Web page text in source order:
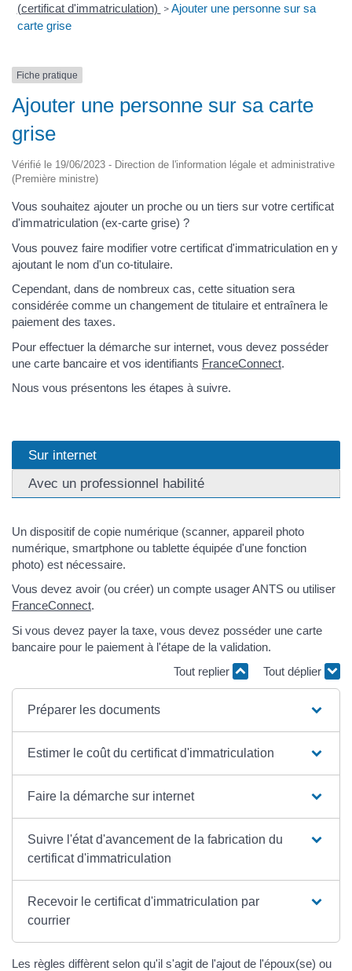
(certificat d'immatriculation) > Ajouter une personne sur sa
carte grise
Fiche pratique
Ajouter une personne sur sa carte
grise
Vérifié le 19/06/2023 - Direction de l'information légale et administrative
(Première ministre)
Vous souhaitez ajouter un proche ou un tiers sur votre certificat
d'immatriculation (ex-carte grise) ?
Vous pouvez faire modifier votre certificat d'immatriculation en y
ajoutant le nom d'un co-titulaire.
Cependant, dans de nombreux cas, cette situation sera
considérée comme un changement de titulaire et entraînera le
paiement des taxes.
Pour effectuer la démarche sur internet, vous devez posséder
une carte bancaire et vos identifiants FranceConnect.
Nous vous présentons les étapes à suivre.
Sur internet
Avec un professionnel habilité
Un dispositif de copie numérique (scanner, appareil photo
numérique, smartphone ou tablette équipée d'une fonction
photo) est nécessaire.
Vous devez avoir (ou créer) un compte usager ANTS ou utiliser
FranceConnect.
Si vous devez payer la taxe, vous devez posséder une carte
bancaire pour le paiement à l'étape de la validation.
Tout replier
Tout déplier
Préparer les documents
Estimer le coût du certificat d'immatriculation
Faire la démarche sur internet
Suivre l'état d'avancement de la fabrication du
certificat d'immatriculation
Recevoir le certificat d'immatriculation par
courrier
Les règles diffèrent selon qu'il s'agit de l'ajout de l'époux(se) ou